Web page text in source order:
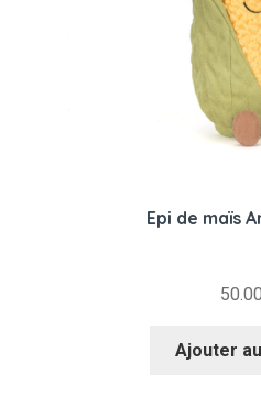
Epi de maïs
50.00
Ajouter